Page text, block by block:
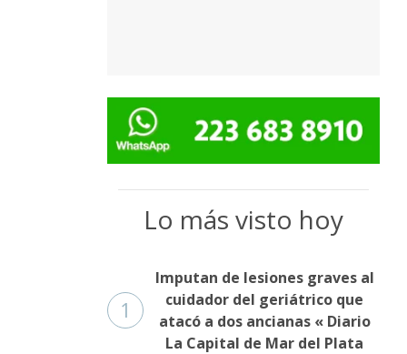
Lo más visto hoy
1
Imputan de lesiones graves al
cuidador del geriátrico que
atacó a dos ancianas « Diario
La Capital de Mar del Plata